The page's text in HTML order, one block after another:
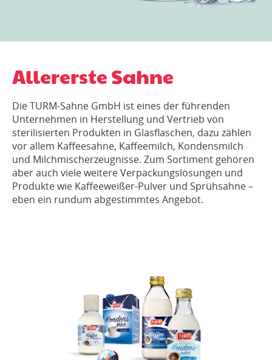
Allererste Sahne
Die TURM-Sahne GmbH ist eines der führenden
Unternehmen in Herstellung und Vertrieb von
sterilisierten Produkten in Glasflaschen, dazu zählen
vor allem Kaffeesahne, Kaffeemilch, Kondensmilch
und Milchmischerzeugnisse. Zum Sortiment gehören
aber auch viele weitere Verpackungslösungen und
Produkte wie Kaffeeweißer-Pulver und Sprühsahne –
eben ein rundum abgestimmtes Angebot.